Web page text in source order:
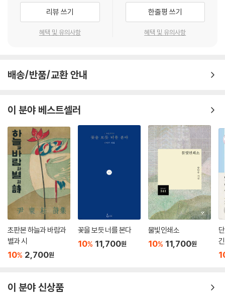
어두운 진실을 알리고 싶은 마음
아픈 기억이 널 그렇게 남겼나보다
-「외진 곳의 눈」 중에서-
이 깨닫고, 탐구하는 부분을 사물에 빗대어 시로써 전달한다. 독자들은 「안
큰일이든, 작은 일이든 자신에게 주어진 문제는 생각하기 나름이다. 『진
실』의 김재현 작가 역시 그렇다. 저자는 자신에게 일어난 모든 일은 얼마든
지 깨달음으로 이어지고, 자신이 더욱 성숙해질 수 있는 기회라고 생각한
다.
대화공간이 허락되지 않는
나만의 자물쇠
칠흑은 나에게 다가왔네.
누군가와 말해도
해결되지 않는 것들
진실을 유지할 수 있을까.
나만이 알고
지나가야 되는 부분들
리뷰 쓰기
혜택 및 유의사항
한줄평 쓰기
혜택 및 유의사항
배송/반품/교환 안내
이 분야 베스트셀러
초판본 하늘과 바람과
별과 시
10% 2,700원
꽃을 보듯 너를 본다
10% 11,700원
물빛인쇄소
10% 11,700원
이 분야 신상품